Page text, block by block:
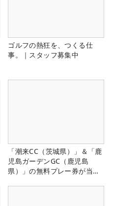
ゴルフの熱狂を、つくる仕
事。｜スタッフ募集中
「潮来CC（茨城県）」＆「鹿
児島ガーデンGC（鹿児島
県）」の無料プレー券が当た